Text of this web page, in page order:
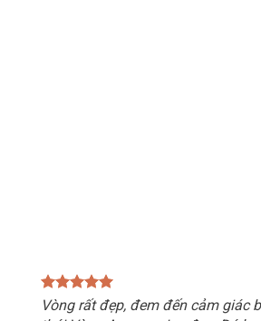
Vòng rất đẹp, đem đến cảm giác